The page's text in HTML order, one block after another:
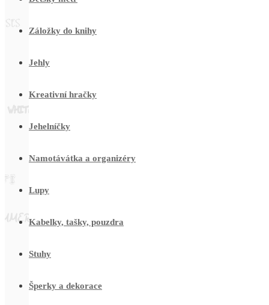
Záložky do knihy
Jehly
Kreativní hračky
Jehelníčky
Namotávátka a organizéry
Lupy
Kabelky, tašky, pouzdra
Stuhy
Šperky a dekorace